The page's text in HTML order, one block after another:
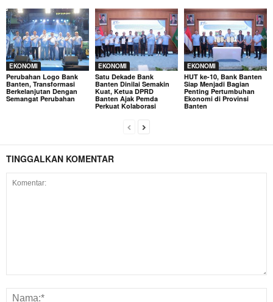
EKONOMI
Perubahan Logo Bank
Banten, Transformasi
Berkelanjutan Dengan
Semangat Perubahan
EKONOMI
Satu Dekade Bank
Banten Dinilai Semakin
Kuat, Ketua DPRD
Banten Ajak Pemda
Perkuat Kolaborasi
EKONOMI
HUT ke-10, Bank Banten
Siap Menjadi Bagian
Penting Pertumbuhan
Ekonomi di Provinsi
Banten
TINGGALKAN KOMENTAR